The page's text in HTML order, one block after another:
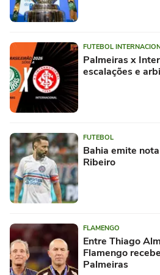
FUTEBOL
Palmeiras x
escalações e
FUTEBOL
Bahia emite
Ribeiro
FLAMENGO
Entre Thiago
Flamengo
Palmeiras